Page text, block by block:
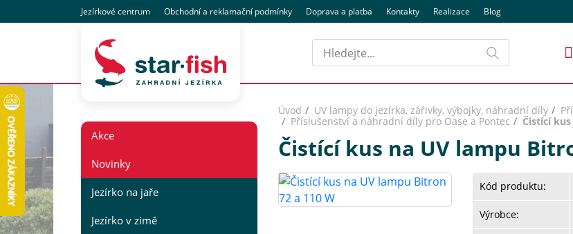
Jezírkové centrum Obchodnía reklamační podmínky Doprava a platba Kontakty Realizace Blog
Hledat
Akce
Novinky
Jezírko na jaře
Jezírko v zimě
Úvod UV lampy do jezírka, zářivky, výbojky, náhradní díly
Příslušenství a náhradní díly pro Oase a Pontec
Čistící
Čistící kus na UV lampu
Kód produktu:
Výrobce: